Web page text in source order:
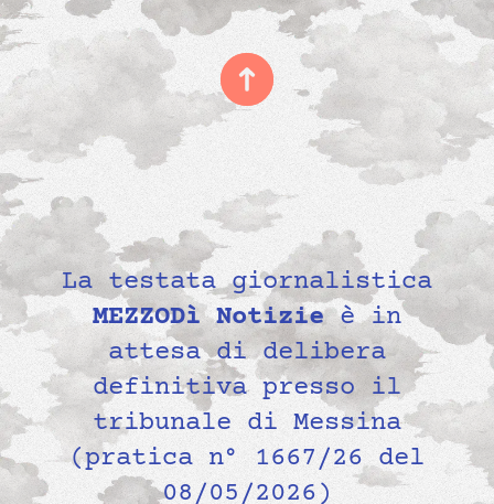
La testata giornalistica
MEZZODì Notizieè in
attesa di delibera
definitiva presso il
tribunale di Messina
(pratica n° 1667/26 del
08/05/2026)